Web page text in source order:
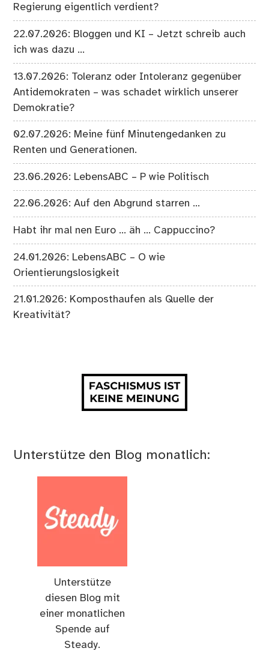
Regierung eigentlich verdient?
22.07.2026: Bloggen und KI – Jetzt schreib auch
ich was dazu …
13.07.2026: Toleranz oder Intoleranz gegenüber
Antidemokraten – was schadet wirklich unserer
Demokratie?
02.07.2026: Meine fünf Minutengedanken zu
Renten und Generationen.
23.06.2026: LebensABC – P wie Politisch
22.06.2026: Auf den Abgrund starren …
Habt ihr mal nen Euro … äh … Cappuccino?
24.01.2026: LebensABC – O wie
Orientierungslosigkeit
21.01.2026: Komposthaufen als Quelle der
Kreativität?
Unterstütze den Blog monatlich:
Unterstütze
diesen Blog mit
einer monatlichen
Spende auf
Steady.